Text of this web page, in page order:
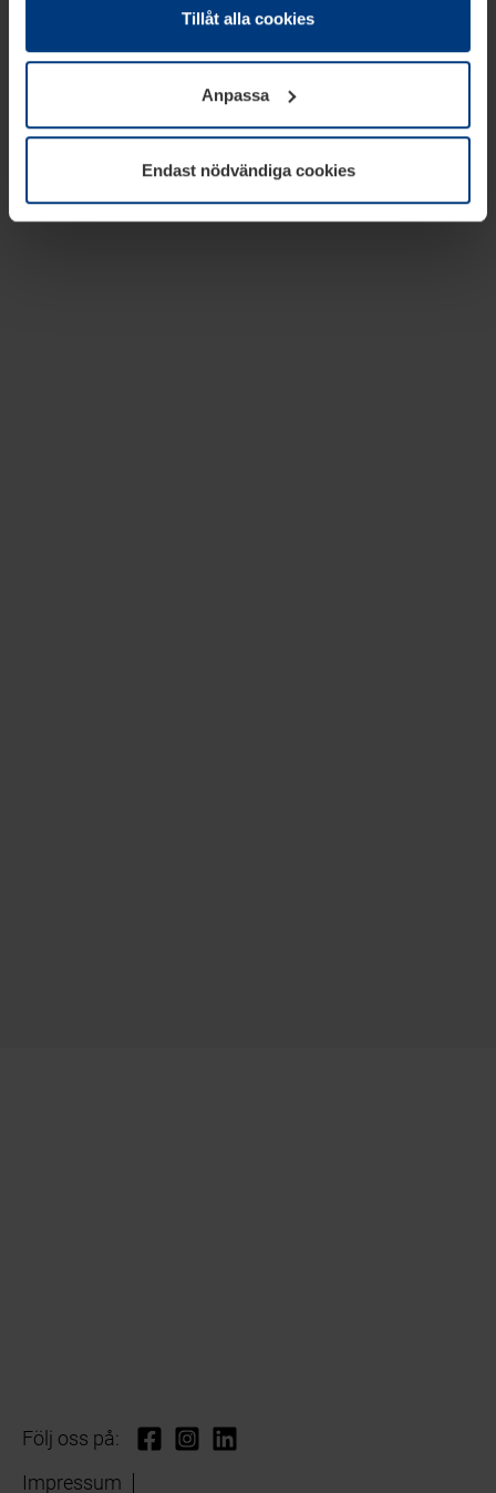
absolut nödvändiga för driften av den här webbplatsen.
godkännande kan du när som helst ändra eller återkalla i
informationen om kakor underDataskyddsförklaring
vår webbplats.
Tillåt alla cookies
Anpassa
Endast nödvändiga cookies
Följ oss på:
Impressum